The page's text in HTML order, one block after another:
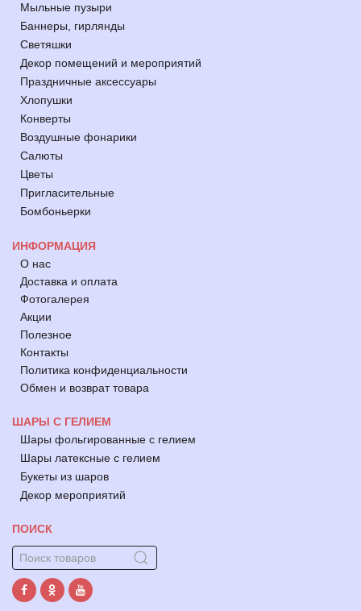
Мыльные пузыри
Баннеры, гирлянды
Светяшки
Декор помещений и мероприятий
Праздничные аксессуары
Хлопушки
Конверты
Воздушные фонарики
Салюты
Цветы
Пригласительные
Бомбоньерки
ИНФОРМАЦИЯ
О нас
Доставка и оплата
Фотогалерея
Акции
Полезное
Контакты
Политика конфиденциальности
Обмен и возврат товара
ШАРЫ С ГЕЛИЕМ
Шары фольгированные с гелием
Шары латексные с гелием
Букеты из шаров
Декор мероприятий
ПОИСК